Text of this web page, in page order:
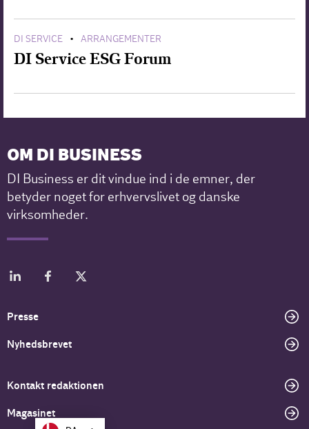
DI SERVICE • ARRANGEMENTER
DI Service ESG Forum
OM DI BUSINESS
DI Business er dit vindue ind i de emner, der
betyder noget for erhvervslivet og danske
virksomheder.
Presse
Nyhedsbrevet
Kontakt redaktionen
Magasinet